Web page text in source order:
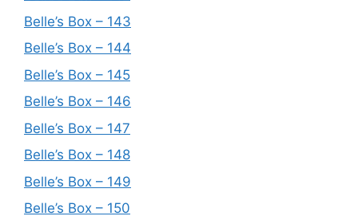
Belle’s Box – 143
Belle’s Box – 144
Belle’s Box – 145
Belle’s Box – 146
Belle’s Box – 147
Belle’s Box – 148
Belle’s Box – 149
Belle’s Box – 150